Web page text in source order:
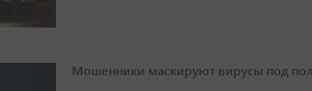
Мошенники маскируют вирусы под